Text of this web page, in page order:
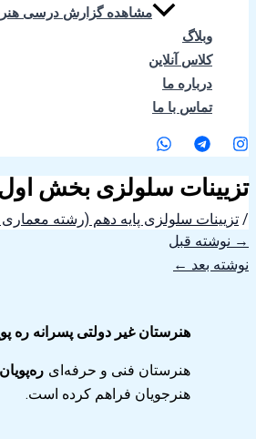
مشاهده گزارش درسی
وبلاگ
کلاس آنلاین
درباره ما
تماس با ما
تزیینات سلولزی بخش
/ تزیینات سلولزی پایه دهم (رشته
→ نوشته قبل
نوشته بعد ←
هنرستان غیر دولتی پسرانه ره
هنرستان فنی و حرفه‌ای
هنرجویان فراهم کرده است.